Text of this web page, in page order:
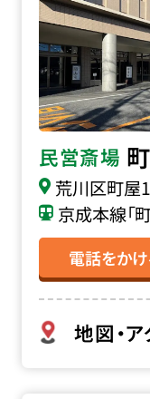
民営斎場
荒川区町屋
京成本線「
電話をか
地図・